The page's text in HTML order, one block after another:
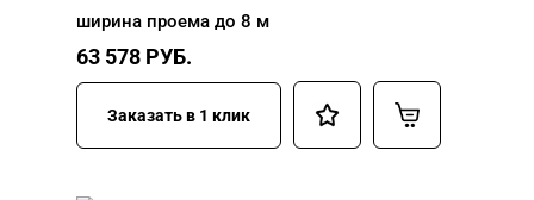
ширина проема до 8 м
63 578 РУБ.
Заказать в 1 клик